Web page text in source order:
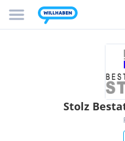
Stolz